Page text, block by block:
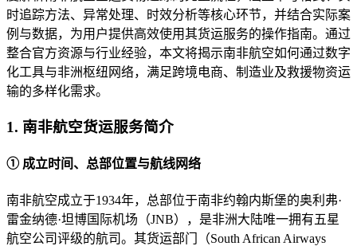
时追踪方法、异常处理、时效分析等核心环节，并结合实际案
例与数据，为用户提供高效使用其货运服务的操作指南。通过
整合官方资源与行业经验，本文将揭示南非航空如何通过数字
化工具与非洲枢纽网络，满足跨境电商、制造业及救援物资运
输的多样化需求。
1. 南非航空货运服务简介
① 成立时间、总部位置与航线网络
南非航空成立于1934年，总部位于南非约翰内斯堡的奥利弗·
雷金纳德·坦博国际机场（JNB），是非洲大陆唯一拥有五星
航空公司评级的航司。其货运部门（South African Airways